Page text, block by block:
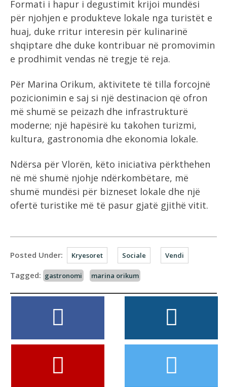
Formati i hapur i degustimit krijoi mundësi
për njohjen e produkteve lokale nga turistët e
huaj, duke rritur interesin për kulinarinë
shqiptare dhe duke kontribuar në promovimin
e prodhimit vendas në tregje të reja.
Për Marina Orikum, aktivitete të tilla forcojnë
pozicionimin e saj si një destinacion që ofron
më shumë se peizazh dhe infrastrukturë
moderne; një hapësirë ku takohen turizmi,
kultura, gastronomia dhe ekonomia lokale.
Ndërsa për Vlorën, këto iniciativa përkthehen
në më shumë njohje ndërkombëtare, më
shumë mundësi për bizneset lokale dhe një
ofertë turistike më të pasur gjatë gjithë vitit.
Posted Under: Kryesoret Sociale Vendi
Tagged: gastronomi marina orikum